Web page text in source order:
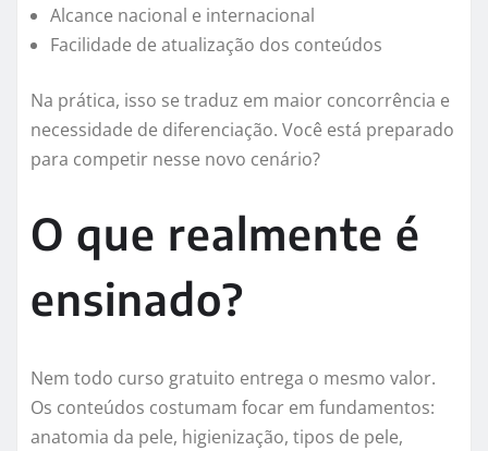
Alcance nacional e internacional
Facilidade de atualização dos conteúdos
Na prática, isso se traduz em maior concorrência e
necessidade de diferenciação. Você está preparado
para competir nesse novo cenário?
O que realmente é
ensinado?
Nem todo curso gratuito entrega o mesmo valor.
Os conteúdos costumam focar em fundamentos:
anatomia da pele, higienização, tipos de pele,